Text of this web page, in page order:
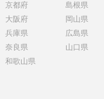
京都府
大阪府
兵庫県
奈良県
和歌山県
島根県
岡山県
広島県
山口県